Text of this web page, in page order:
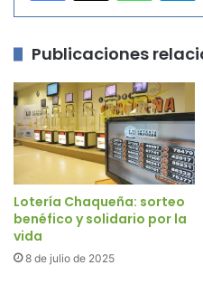
Publicaciones
Lotería Chaqueña: sorteo
benéfico y solidario por la
vida
8 de julio de 2025